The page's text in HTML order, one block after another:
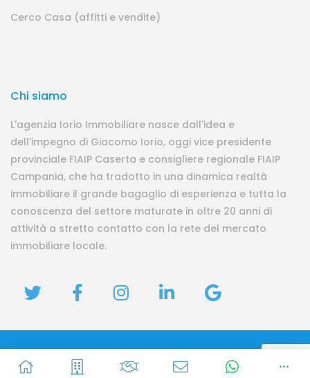
Cerco Casa (affitti e vendite)
Chi siamo
L'agenzia Iorio Immobiliare nasce dall'idea e
dell'impegno di Giacomo Iorio, oggi vice presidente
provinciale FIAIP Caserta e consigliere regionale FIAIP
Campania, che ha tradotto in una dinamica realtà
immobiliare il grande bagaglio di esperienza e tutta la
conoscenza del settore maturate in oltre 20 anni di
attività a stretto contatto con la rete del mercato
immobiliare locale.
Iorio Immobiliare | P.IVA 04026300618 | REA CE-292574